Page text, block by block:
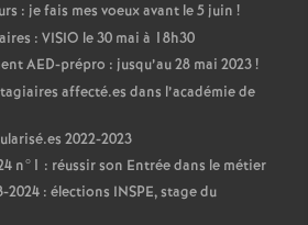
: je fais mes voeux avant le 5 juin !
: VISIO le 30 mai à 18h30
AED-prépro : jusqu’au 28 mai 2023!
affecté.es dans l’académie de
2022-2023
n°1 : réussir son Entrée dans le métier
2024 : élections INSPE, stage du